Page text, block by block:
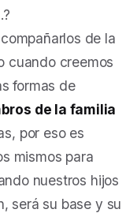
de la
cuando creemos
formas de
de la familia
por eso es
mismos para
nuestros hijos
será su base y su